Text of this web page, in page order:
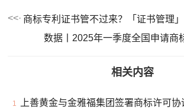
商标专利证书管不过来？「证书管理」
数据丨2025年一季度全国申请商
相关内容
1 上善黄金与金雅福集团签署商标许可协